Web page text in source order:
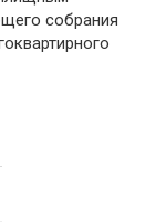
собрания